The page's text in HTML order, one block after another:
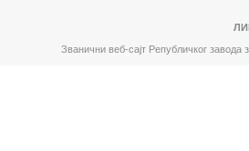
Званични веб-сајт Републичког